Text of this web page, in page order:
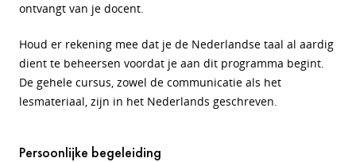
ontvangt van je docent.
Houd er rekening mee dat je de Nederlandse taal al aardig
dient te beheersen voordat je aan dit programma begint.
De gehele cursus, zowel de communicatie als het
lesmateriaal, zijn in het Nederlands geschreven.
Persoonlijke begeleiding